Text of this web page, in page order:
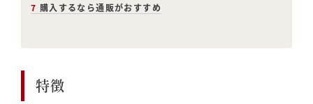
7 購入するなら通販がおすすめ
特徴